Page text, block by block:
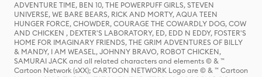
ADVENTURE TIME, BEN 10, THE POWERPUFF GIRLS, STEVEN
UNIVERSE, WE BARE BEARS, RICK AND MORTY, AQUA TEEN
HUNGER FORCE, CHOWDER, COURAGE THE COWARDLY DOG, COW
AND CHICKEN , DEXTER'S LABORATORY, ED, EDD N EDDY, FOSTER'S
HOME FOR IMAGINARY FRIENDS, THE GRIM ADVENTURES OF BILLY
& MANDY, I AM WEASEL, JOHNNY BRAVO, ROBOT CHICKEN,
SAMURAI JACK and all related characters and elements © & ™
Cartoon Network (sXX); CARTOON NETWORK Logo are © & ™ Cartoon